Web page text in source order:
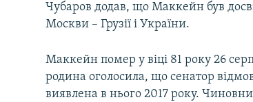
Чубаров додав, що Маккейн був
Москви – Грузії і України.
Маккейн помер у віці 81 року 26
родина оголосила, що сенатор
виявлена в нього 2017 року.